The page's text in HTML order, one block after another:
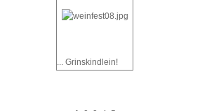
... Grinskindlein!